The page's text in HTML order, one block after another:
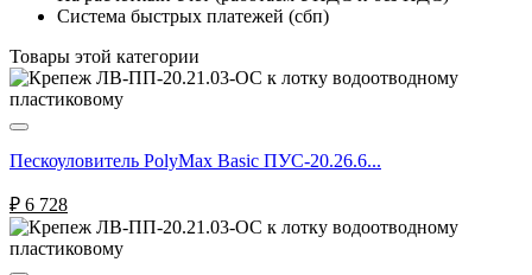
Система быстрых платежей (сбп)
Товары этой категории
Пескоуловитель PolyMax Basic ПУС-20.26.6...
₽ 6 728